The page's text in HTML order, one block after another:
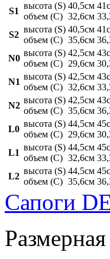
S1
высота (S)
объем (C)
40,5см
32,6см
S2
высота (S)
объем (C)
40,5см
35,6см
N0
высота (S)
объем (C)
42,5см
29,6см
N1
высота (S)
объем (C)
42,5см
32,6см
N2
высота (S)
объем (C)
42,5см
35,6см
L0
высота (S)
объем (C)
44,5см
29,6см
L1
высота (S)
объем (C)
44,5см
32,6см
L2
высота (S)
объем (C)
44,5см
35,6см
Сапоги